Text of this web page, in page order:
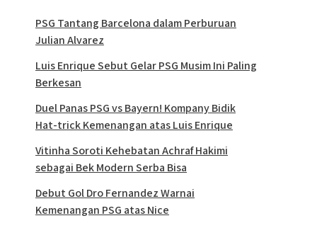
PSG Tantang Barcelona dalam Perburuan
Julian Alvarez
Luis Enrique Sebut Gelar PSG Musim Ini Paling
Berkesan
Duel Panas PSG vs Bayern! Kompany Bidik
Hat-trick Kemenangan atas Luis Enrique
Vitinha Soroti Kehebatan Achraf Hakimi
sebagai Bek Modern Serba Bisa
Debut Gol Dro Fernandez Warnai
Kemenangan PSG atas Nice